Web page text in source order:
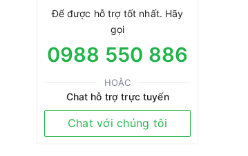
Để được hỗ trợ tốt nhất. Hãy
gọi
0988 550 886
HOẶC
Chat hỗ trợ trực tuyến
Chat với chúng tôi